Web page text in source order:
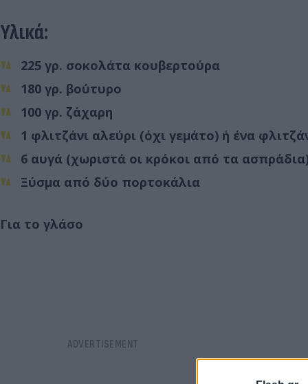
Υλικά:
225 γρ. σοκολάτα κουβερτούρα
180 γρ. βούτυρο
100 γρ. ζάχαρη
1 φλιτζάνι αλεύρι (όχι γεμάτο) ή ένα
6 αυγά (χωριστά οι κρόκοι από τα
Ξύσμα από δύο πορτοκάλια
Για το γλάσο